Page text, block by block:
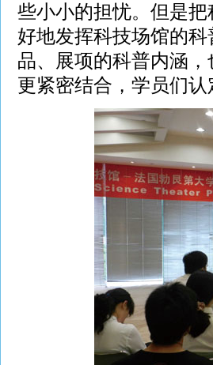
些小小的担忧。但是
好地发挥科技场馆的
品、展项的科普内涵
更紧密结合，学员们